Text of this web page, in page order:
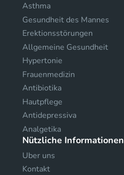
Asthma
Gesundheit des Mannes
Erektionsstörungen
Allgemeine Gesundheit
Hypertonie
Frauenmedizin
Antibiotika
Hautpflege
Antidepressiva
Analgetika
Nützliche Informationen
Uber uns
Kontakt